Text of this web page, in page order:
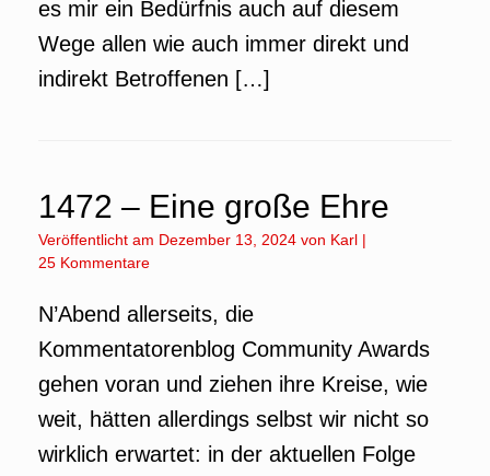
es mir ein Bedürfnis auch auf diesem
Wege allen wie auch immer direkt und
indirekt Betroffenen […]
1472 – Eine große Ehre
Veröffentlicht am Dezember 13, 2024 von Karl |
25 Kommentare
N’Abend allerseits, die
Kommentatorenblog Community Awards
gehen voran und ziehen ihre Kreise, wie
weit, hätten allerdings selbst wir nicht so
wirklich erwartet: in der aktuellen Folge